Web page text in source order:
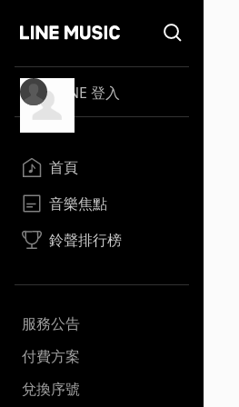
LINE 登入
首頁
音樂焦點
鈴聲排行榜
服務公告
付費方案
兌換序號